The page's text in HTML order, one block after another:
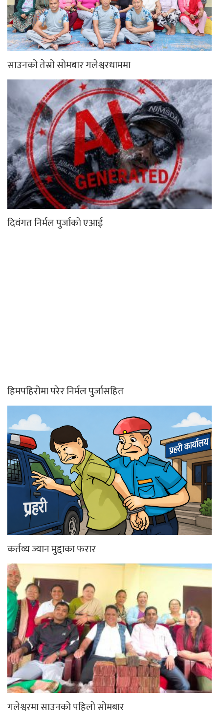
साउनको तेस्रो सोमबार गलेश्वरधाममा
दिवंगत निर्मल पुर्जाको एआई
हिमपहिरोमा परेर निर्मल पुर्जासहित
कर्तव्य ज्यान मुद्दाका फरार
गलेश्वरमा साउनको पहिलो सोमबार